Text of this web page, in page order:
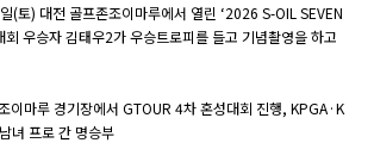
토) 대전 골프존조이마루에서 열린 ‘2026 S-OIL SEVEN
회 우승자 김태우2가 우승트로피를 들고 기념촬영을 하고
이마루 경기장에서 GTOUR 4차 혼성대회 진행, KPGA·K
녀 프로 간 명승부